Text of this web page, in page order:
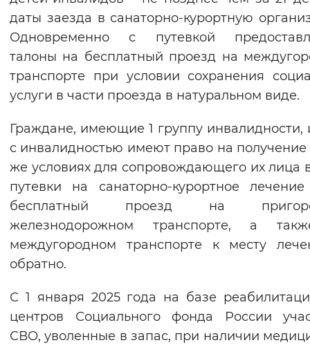
даты заезда в санаторно-курортную
Одновременно с путевкой
талоны на бесплатный проезд на
транспорте при условии сохранения
услуги в части проезда в натуральном виде.
Граждане, имеющие 1 группу инвалидности,
с инвалидностью имеют право на получение
же условиях для сопровождающего их лица
путевки на санаторно-курортное
бесплатный проезд на
железнодорожном транспорте, а
междугородном транспорте к месту
обратно.
С 1 января 2025 года на базе
центров Социального фонда России
СВО, уволенные в запас, при наличии